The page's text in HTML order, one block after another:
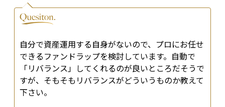
自分で資産運用する自身がないので、プロにお任せ
できるファンドラップを検討しています。自動で
「リバランス」してくれるのが良いところだそうで
すが、そもそもリバランスがどういうものか教えて
下さい。